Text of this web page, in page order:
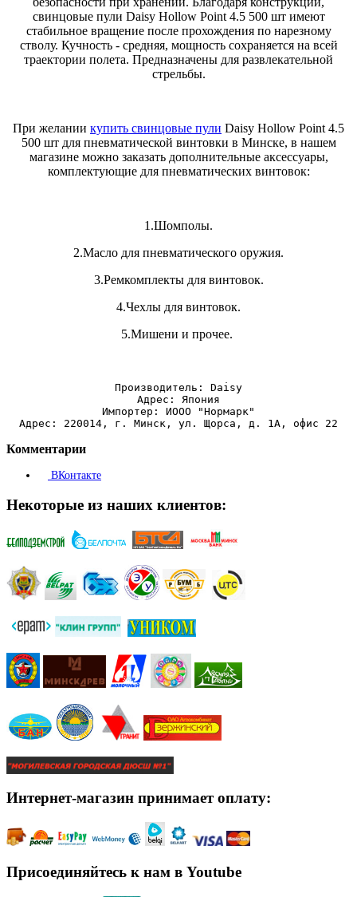
свинцовые пули Daisy Hollow Point 4.5 500 шт имеют
стабильное вращение после прохождения по нарезному
стволу. Кучность - средняя, мощность сохраняется на всей
траектории полета. Предназначены для развлекательной
стрельбы.
При желании купить свинцовые пули Daisy Hollow Point 4.5
500 шт для пневматической винтовки в Минске, в нашем
магазине можно заказать дополнительные аксессуары,
комплектующие для пневматических винтовок:
1.Шомполы.
2.Масло для пневматического оружия.
3.Ремкомплекты для винтовок.
4.Чехлы для винтовок.
5.Мишени и прочее.
Производитель: Daisy
Адрес: Япония
Импортер: ИООО "Нормарк"
Адрес: 220014, г. Минск, ул. Щорса, д. 1А, офис 22
Комментарии
ВКонтакте
Некоторые из наших клиентов:
Интернет-магазин принимает оплату:
Присоединяйтесь к нам в Youtube